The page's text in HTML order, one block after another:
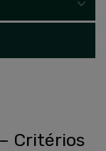
Critérios